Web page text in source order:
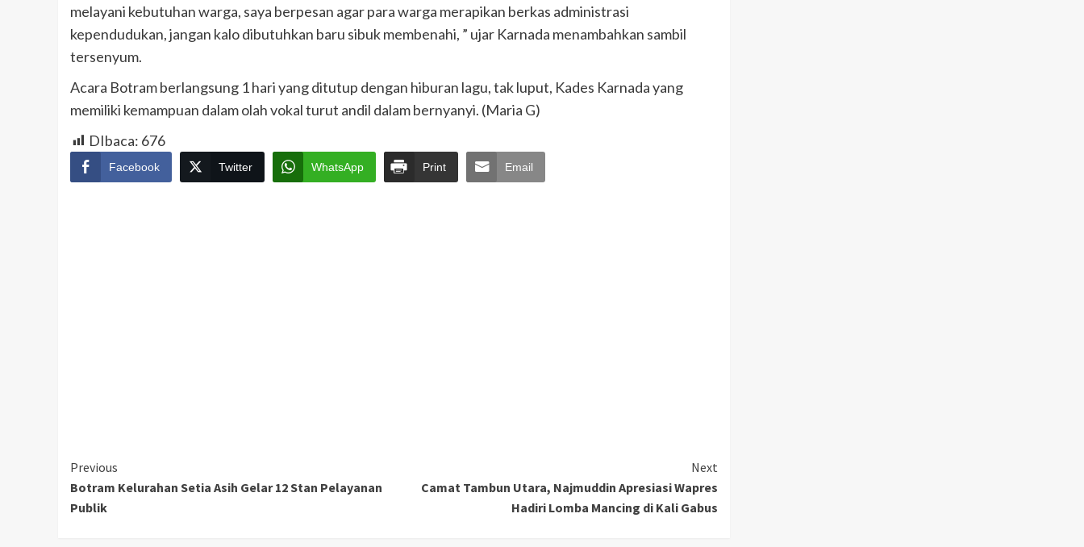
melayani kebutuhan warga, saya berpesan agar para warga merapikan berkas administrasi
kependudukan, jangan kalo dibutuhkan baru sibuk membenahi, ” ujar Karnada menambahkan sambil
tersenyum.
Acara Botram berlangsung 1 hari yang ditutup dengan hiburan lagu, tak luput, Kades Karnada yang
memiliki kemampuan dalam olah vokal turut andil dalam bernyanyi. (Maria G)
DIbaca: 676
Facebook Twitter WhatsApp Print Email
Continue
Reading
Previous
Botram Kelurahan Setia Asih Gelar 12 Stan Pelayanan
Publik
Next
Camat Tambun Utara, Najmuddin Apresiasi Wapres
Hadiri Lomba Mancing di Kali Gabus